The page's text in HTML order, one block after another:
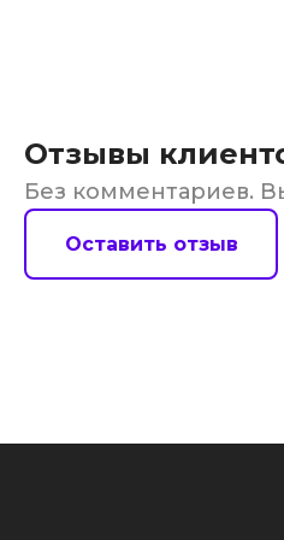
Отзывы
Без комментариев.
Оставить отзыв